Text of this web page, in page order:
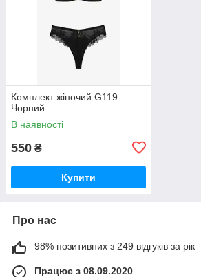
Комплект жіночий G119
Чорний
В наявності
550 ₴
Купити
Про нас
98% позитивних з 249 відгуків за рік
Працює з 08.09.2020